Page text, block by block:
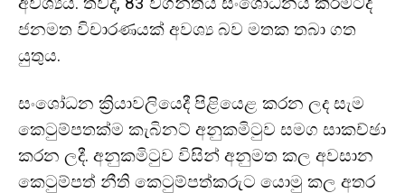
ජනමත විචාරණයක් අවශ්‍ය බව මතක තබා ගත
යුතුය.
සංශෝධන ක්‍රියාවලියෙදී පිළියෙළ කරන ලද සැම
කෙටුම්පතක්ම කැබිනට් අනුකමිටුව සමග සාකච්ඡා
කරන ලදී. අනුකමිටුව විසින් අනුමත කල අවසාන
කෙටුම්පත් නීති කෙටුම්පත්කරුට යොමු කල අතර